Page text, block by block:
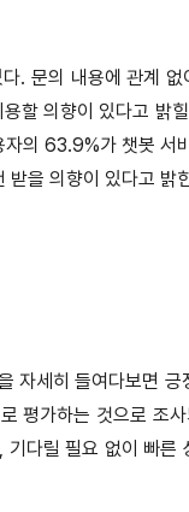
. 문의 내용에 관계
할 의향이 있다고 밝
의 63.9%가 챗봇 서
을 의향이 있다고 밝
자세히 들여다보면
평가하는 것으로 조
다릴 필요 없이 빠